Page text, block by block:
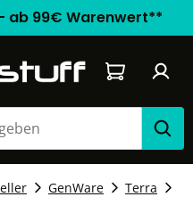
ab 99€ Warenwert**
Warenkorb
GenWare
Terra